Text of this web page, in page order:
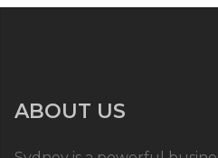
ABOUT US